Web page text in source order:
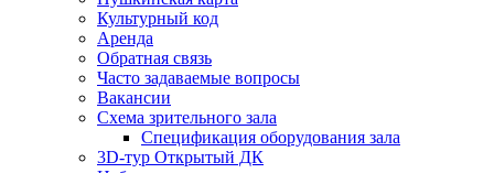
Культурный код
Аренда
Обратная связь
Часто задаваемые вопросы
Вакансии
Схема зрительного зала
Спецификация оборудования зала
3D-тур Открытый ДК